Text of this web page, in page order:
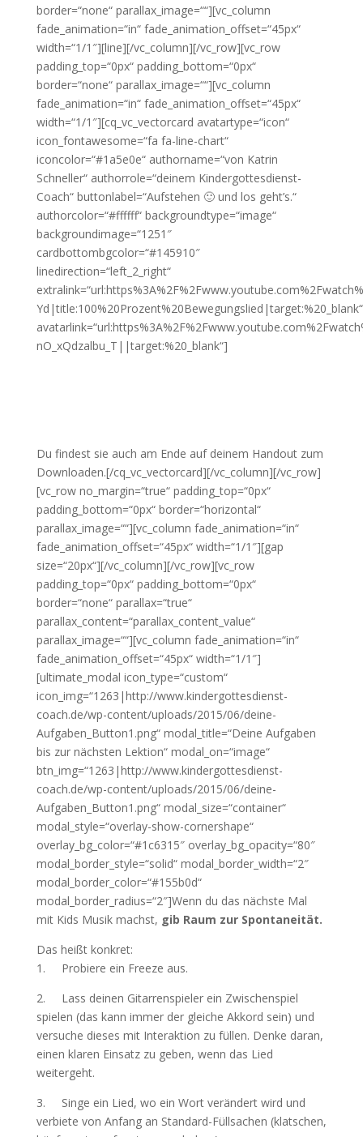
border=“none“ parallax_image=““][vc_column
fade_animation=“in“ fade_animation_offset=“45px“
width=“1/1″][line][/vc_column][/vc_row][vc_row
padding_top=“0px“ padding_bottom=“0px“
border=“none“ parallax_image=““][vc_column
fade_animation=“in“ fade_animation_offset=“45px“
width=“1/1″][cq_vc_vectorcard avatartype=“icon“
icon_fontawesome=“fa fa-line-chart“
iconcolor=“#1a5e0e“ authorname=“von Katrin
Schneller“ authorrole=“deinem Kindergottesdienst-
Coach“ buttonlabel=“Aufstehen 🙂 und los geht’s.“
authorcolor=“#ffffff“ backgroundtype=“image“
backgroundimage=“1251″
cardbottombgcolor=“#145910″
linedirection=“left_2_right“
Yd|title:100%20Prozent%20Bewegungslied|target:%20_blank“
nO_xQdzalbu_T||target:%20_blank“]
Du findest sie auch am Ende auf deinem Handout zum
Downloaden.[/cq_vc_vectorcard][/vc_column][/vc_row]
[vc_row no_margin=“true“ padding_top=“0px“
padding_bottom=“0px“ border=“horizontal“
parallax_image=““][vc_column fade_animation=“in“
fade_animation_offset=“45px“ width=“1/1″][gap
size=“20px“][/vc_column][/vc_row][vc_row
padding_top=“0px“ padding_bottom=“0px“
border=“none“ parallax=“true“
parallax_content=“parallax_content_value“
parallax_image=““][vc_column fade_animation=“in“
fade_animation_offset=“45px“ width=“1/1″]
[ultimate_modal icon_type=“custom“
icon_img=“1263|http://www.kindergottesdienst-
coach.de/wp-content/uploads/2015/06/deine-
Aufgaben_Button1.png“ modal_title=“Deine Aufgaben
bis zur nächsten Lektion“ modal_on=“image“
btn_img=“1263|http://www.kindergottesdienst-
coach.de/wp-content/uploads/2015/06/deine-
Aufgaben_Button1.png“ modal_size=“container“
modal_style=“overlay-show-cornershape“
overlay_bg_color=“#1c6315″ overlay_bg_opacity=“80″
modal_border_style=“solid“ modal_border_width=“2″
modal_border_color=“#155b0d“
modal_border_radius=“2″]Wenn du das nächste Mal
mit Kids Musik machst, gib Raum zur Spontaneität.
Das heißt konkret:
1. Probiere ein Freeze aus.
2. Lass deinen Gitarrenspieler ein Zwischenspiel
spielen (das kann immer der gleiche Akkord sein) und
versuche dieses mit Interaktion zu füllen. Denke daran,
einen klaren Einsatz zu geben, wenn das Lied
weitergeht.
3. Singe ein Lied, wo ein Wort verändert wird und
verbiete von Anfang an Standard-Füllsachen (klatschen,